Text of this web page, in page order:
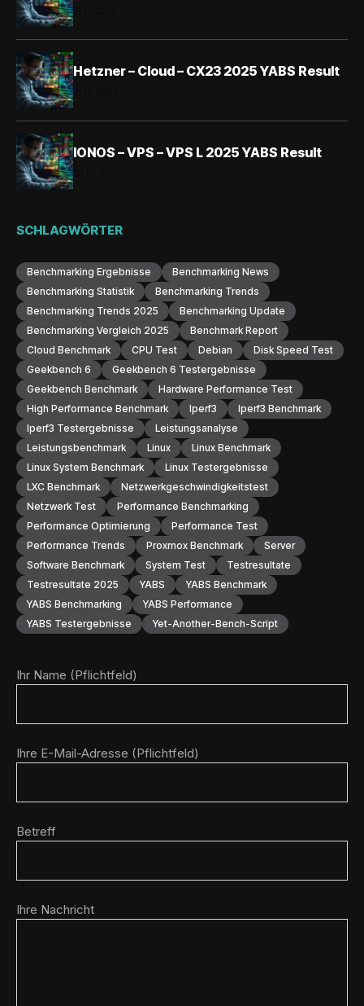
Hetzner – Cloud – CX23 2025 YABS Result
IONOS – VPS – VPS L 2025 YABS Result
SCHLAGWÖRTER
Benchmarking Ergebnisse
Benchmarking News
Benchmarking Statistik
Benchmarking Trends
Benchmarking Trends 2025
Benchmarking Update
Benchmarking Vergleich 2025
Benchmark Report
Cloud Benchmark
CPU Test Debian
Disk Speed Test
Geekbench 6
Geekbench 6 Testergebnisse
Geekbench Benchmark
Hardware Performance Test
High Performance Benchmark
Iperf3
Iperf3 Benchmark
Iperf3 Testergebnisse
Leistungsanalyse
Leistungsbenchmark
Linux
Linux Benchmark
Linux System Benchmark
Linux Testergebnisse
LXC Benchmark
Netzwerkgeschwindigkeitstest
Netzwerk Test
Performance Benchmarking
Performance Optimierung
Performance Test
Performance Trends
Proxmox Benchmark
Server
Software Benchmark
System Test
Testresultate
Testresultate 2025
YABS
YABS Benchmark
YABS Benchmarking
YABS Performance
YABS Testergebnisse
Yet-Another-Bench-Script
Ihr Name (Pflichtfeld)
Ihre E-Mail-Adresse (Pflichtfeld)
Betreff
Ihre Nachricht